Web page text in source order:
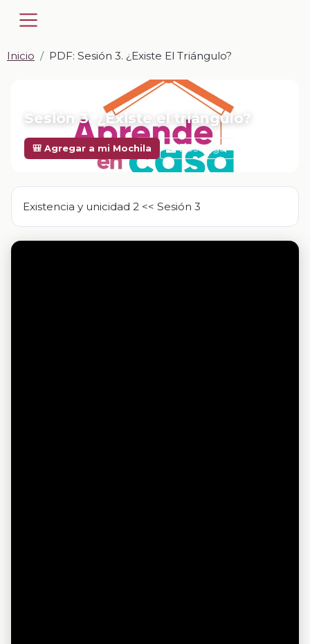
Inicio PDF: Sesión 3. ¿Existe El Triángulo?
Sesión 3. ¿Existe el triángulo?
🎒 Agregar a mi Mochila Descargar
Existencia y unicidad 2 << Sesión 3